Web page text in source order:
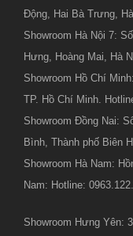
Động, Hai Bà Trưng,
Showroom Hà Nội 7:
Hưng, Hoàng Mai, Hà
Showroom Hồ Chí
TP. Hồ Chí Minh.
Showroom Đồng Nai:
Bình, Thành phố Biên
Showroom Hà Nam:
Nam: Hotline:
Showroom Hưng Yên: